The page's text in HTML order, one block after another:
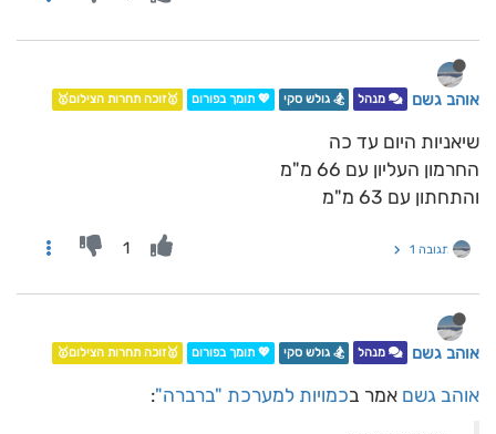
אוהב גשם מנהל 🏂 גולש סקי 💖 תומך בפורום 🥇זוכה תחרות הצילום🥇
שיאניות היום עד כה
החרמון העליון עם 66 מ"מ
והתחתון עם 63 מ"מ
תגובה 1 1
אוהב גשם מנהל 🏂 גולש סקי 💖 תומך בפורום 🥇זוכה תחרות הצילום🥇
אוהב גשם אמר בכמויות למערכת "ברברה":